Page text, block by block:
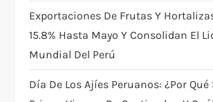
n
Exportaciones De Frutas Y
15.8% Hasta Mayo Y Consolidan El
Mundial Del Perú
Día De Los Ajíes Peruanos: ¿por Qué